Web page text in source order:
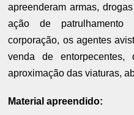
apreenderam armas,
ação de
corporação, os agentes
venda de
aproximação das viaturas,
Material apreendido: